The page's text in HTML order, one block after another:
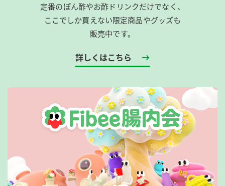
定番のぽん酢やお酢ドリンクだけでなく、
ここでしか買えない限定商品やグッズも
販売中です。
詳しくはこちら